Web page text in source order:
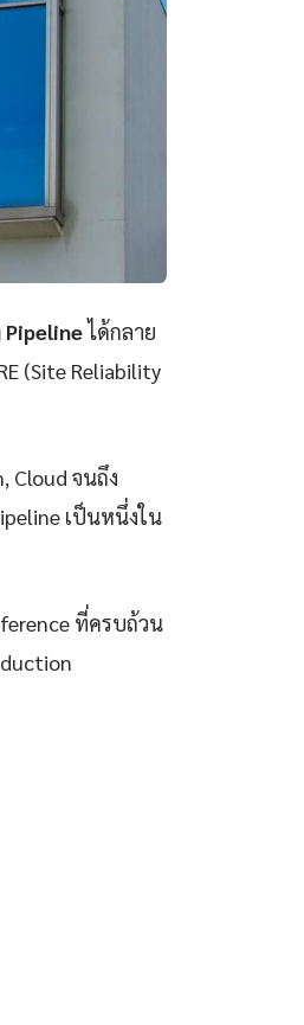
Pipelineได้กลาย
(Site Reliability
Cloud จนถึง
เป็นหนึ่งใน
ที่ครบถ้วน